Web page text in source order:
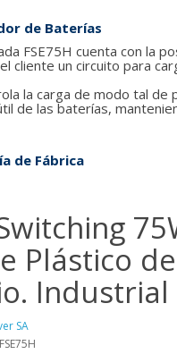
de Baterías
FSE75H cuenta con la
cliente un circuito para
la carga de modo tal de
de las baterías,
de Fábrica
Plástico de
Industrial
SA